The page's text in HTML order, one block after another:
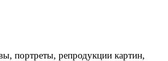
портреты, репродукции картин,